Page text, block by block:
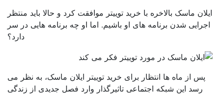
ماسک بالاخره با خرید توییتر موافقت کرد و حالا باید منتظر
شدن برنامه های او باشیم. اما او چه برنامه هایی در سر
دارد؟
پس از ماه ها انتظار برای خرید توییتر ایلان ماسک، به نظر می
رسد این شبکه اجتماعی تاثیرگذار وارد فصل جدیدی از زندگی